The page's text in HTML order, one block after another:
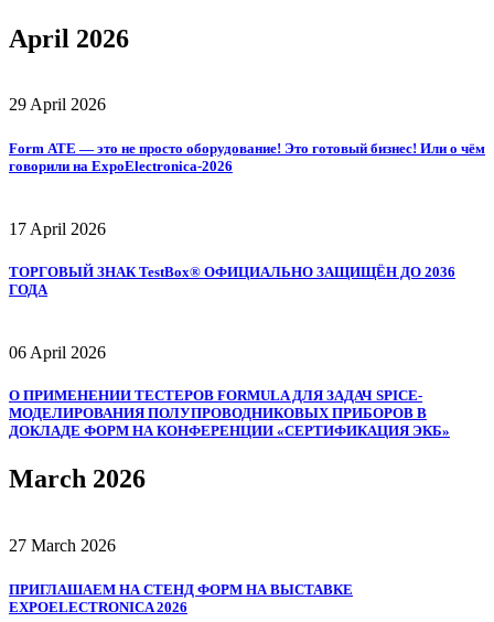
April 2026
29 April 2026
Form АТЕ — это не просто оборудование! Это готовый бизнес! Или о чём
говорили на ExpoElectronica‑2026
17 April 2026
ТОРГОВЫЙ ЗНАК TestBox® ОФИЦИАЛЬНО ЗАЩИЩЁН ДО 2036
ГОДА
06 April 2026
О ПРИМЕНЕНИИ ТЕСТЕРОВ FORMULA ДЛЯ ЗАДАЧ SPICE-
МОДЕЛИРОВАНИЯ ПОЛУПРОВОДНИКОВЫХ ПРИБОРОВ В
ДОКЛАДЕ ФОРМ НА КОНФЕРЕНЦИИ «СЕРТИФИКАЦИЯ ЭКБ»
March 2026
27 March 2026
ПРИГЛАШАЕМ НА СТЕНД ФОРМ НА ВЫСТАВКЕ
EXPOELECTRONICA 2026